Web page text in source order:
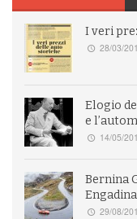
I veri
28/03/
Elogio
e
14/05/
Bernina
Engadina
29/08/